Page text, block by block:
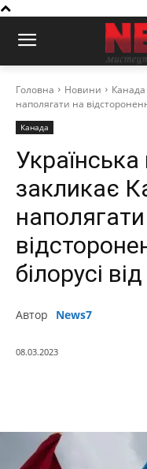
Головна Новини Канада
наполягати на
Канада
закликає
білорусі
Автор News7
08.03.2023